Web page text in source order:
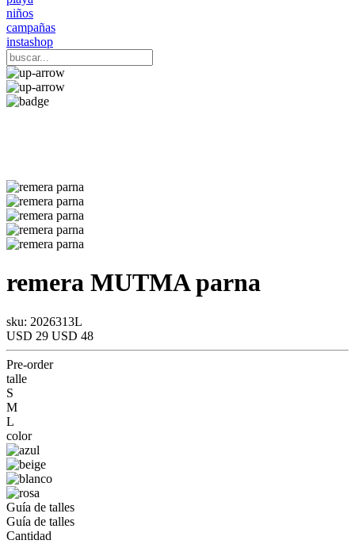
niños
campañas
instashop
remera MUTMAparna
sku: 2026313L
USD 29 USD 48
Pre-order
talle
S
M
L
color
Guía de talles
Guía de talles
Cantidad